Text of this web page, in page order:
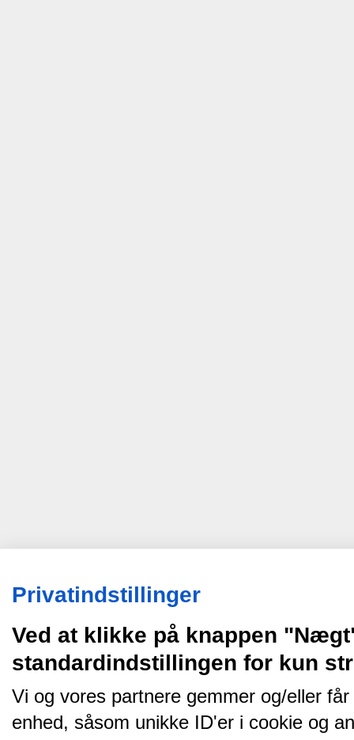
Privatindstillinger
Ved at klikke på knappen
standardindstillingen for kun
Vi og vores partnere gemmer og/eller
enhed, såsom unikke ID'er i cookie og